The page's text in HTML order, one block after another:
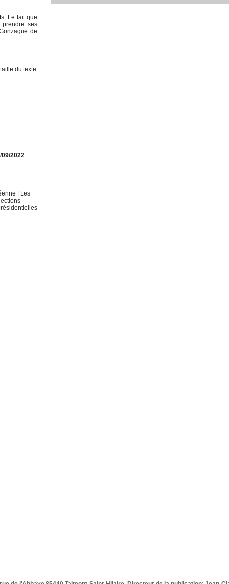
Le fait que
ses
de
du texte
09/2022
Les